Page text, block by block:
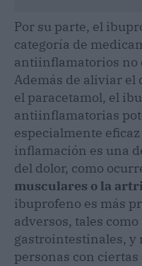
Por su parte, el
categoría de
antiinflamatorios no
Además de aliviar el
el paracetamol, el
antiinflamatorias
especialmente
inflamación es una
del dolor, como
musculares o la
ibuprofeno es más
adversos, tales
gastrointestinales, y
personas con